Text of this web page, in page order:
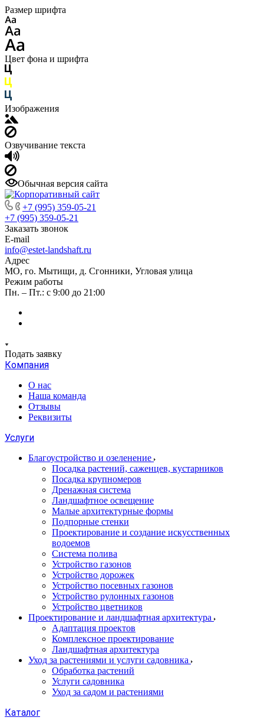
Размер шрифта
Цвет фона и шрифта
Изображения
Озвучивание текста
Обычная версия сайта
+7 (995) 359-05-21
+7 (995) 359-05-21
Заказать звонок
E-mail
info@estet-landshaft.ru
Адрес
МО, го. Мытищи, д. Сгонники, Угловая улица
Режим работы
Пн. – Пт.: с 9:00 до 21:00
Подать заявку
Компания
О нас
Наша команда
Отзывы
Реквизиты
Услуги
Благоустройство и озеленение
Посадка растений, саженцев, кустарников
Посадка крупномеров
Дренажная система
Ландшафтное освещение
Малые архитектурные формы
Подпорные стенки
Проектирование и создание искусственных
водоемов
Система полива
Устройство газонов
Устройство дорожек
Устройство посевных газонов
Устройство рулонных газонов
Устройство цветников
Проектирование и ландшафтная архитектура
Адаптация проектов
Комплексное проектирование
Ландшафтная архитектура
Уход за растениями и услуги садовника
Обработка растений
Услуги садовника
Уход за садом и растениями
Каталог